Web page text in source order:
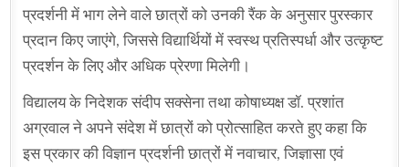
प्रदर्शनी में भाग लेने वाले छात्रों को उनकी रैंक के अनुसार पुरस्कार
प्रदान किए जाएंगे, जिससे विद्यार्थियों में स्वस्थ प्रतिस्पर्धा और उत्कृष्ट
प्रदर्शन के लिए और अधिक प्रेरणा मिलेगी।
विद्यालय के निदेशक संदीप सक्सेना तथा कोषाध्यक्ष डॉ. प्रशांत
अग्रवाल ने अपने संदेश में छात्रों को प्रोत्साहित करते हुए कहा कि
इस प्रकार की विज्ञान प्रदर्शनी छात्रों में नवाचार, जिज्ञासा एवं